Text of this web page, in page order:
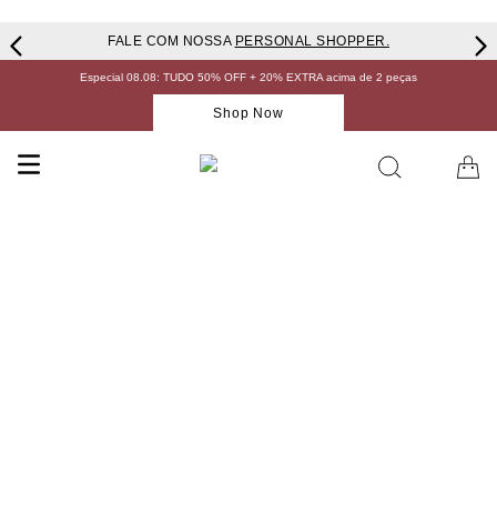
FALE COM NOSSA PERSONAL SHOPPER.
Especial 08.08: TUDO 50% OFF + 20% EXTRA acima de 2 peças
Shop Now